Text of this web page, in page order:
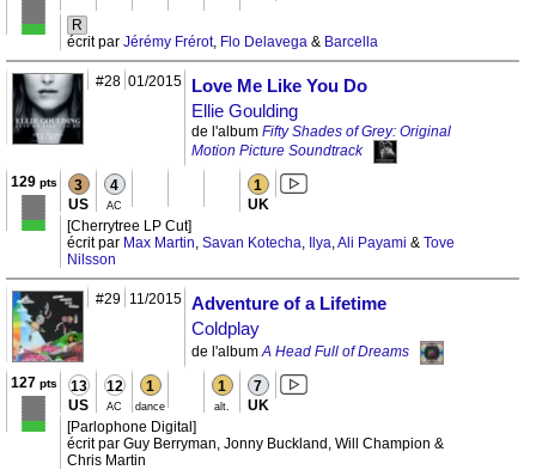
R
écrit par Jérémy Frérot, Flo Delavega & Barcella
#28 01/2015
Love Me Like You Do
Ellie Goulding
de l'album Fifty Shades of Grey: Original
Motion Picture Soundtrack
129pts 3
US
4
AC
1
UK
[Cherrytree LP Cut]
écrit par Max Martin, Savan Kotecha, Ilya,Ali Payami & Tove
Nilsson
#29 11/2015
Adventure of a Lifetime
Coldplay
de l'albumA Head Full of Dreams
127 pts 13
US
12
AC
1
dance
1
alt.
7
UK
[Parlophone Digital]
écrit par Guy Berryman, Jonny Buckland, Will Champion &
Chris Martin